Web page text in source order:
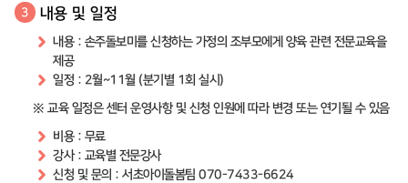
3 내용 및 일정
내용 : 손주돌보미를 신청하는 가정의 조부모에게 양육 관련 전문교육을
제공
일정 : 2월~11월 (분기별 1회 실시)
※ 교육 일정은 센터 운영사항 및 신청 인원에 따라 변경 또는 연기될 수 있음
비용 : 무료
강사 : 교육별 전문강사
신청 및 문의 : 서초아이돌봄팀 070-7433-6624